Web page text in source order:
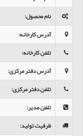
نام محصول:
آدرس کارخانه:
تلفن کارخانه:
آدرس دفتر مرکزی:
تلفن دفتر مرکزی:
تلفن مدیر:
ظرفیت تولید: